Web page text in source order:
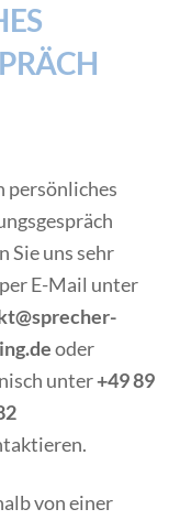
persönliches
Sie uns sehr
E-Mail unter
oder
unter+49 89
von einer